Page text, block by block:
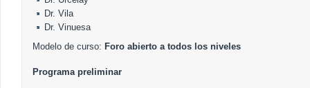
Dr. Vila
Dr. Vinuesa
Modelo de curso: Foro abierto a todos los niveles
Programa preliminar